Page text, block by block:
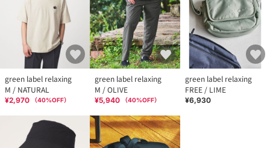
green label relaxing
M / NATURAL
¥2,970 （40%OFF）
green label relaxing
M / OLIVE
¥5,940 （40%OFF）
green label relaxing
FREE / LIME
¥6,930